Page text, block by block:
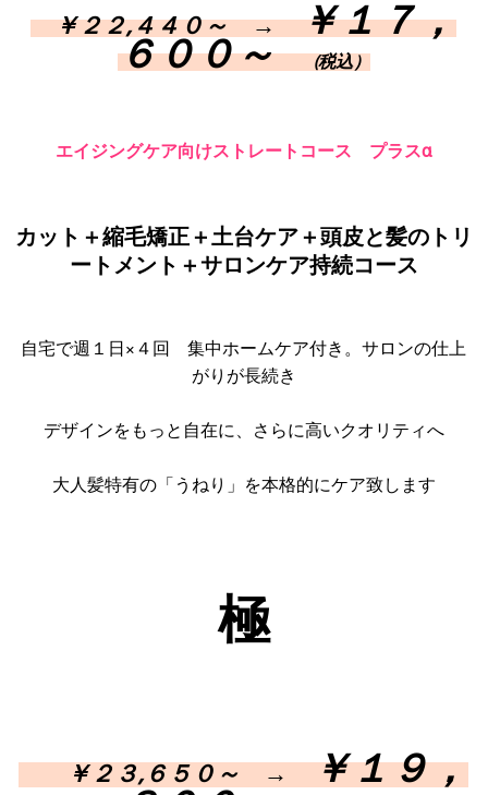
￥２２,４４０～ →￥１７，
６００～
(税込）
エイジングケア向けストレートコース プラスα
カット＋縮毛矯正＋土台ケア＋頭皮と髪のトリ
ートメント＋サロンケア持続コース
自宅で週１日×４回 集中ホームケア付き。サロンの仕上
がりが長続き
デザインをもっと自在に、さらに高いクオリティへ
大人髪特有の「うねり」を本格的にケア致します
極
￥２３,６５０ ～ → ￥１９，